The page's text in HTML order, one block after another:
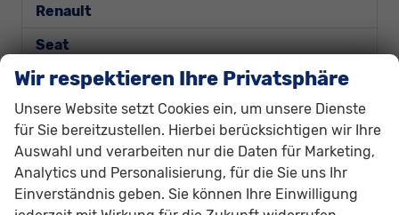
Renault
Seat
Skoda
Suzuki
Toyota
Volkswagen
Wir respektieren Ihre Privatsphäre
Unsere Website setzt Cookies ein, um unsere Dienste
für Sie bereitzustellen. Hierbei berücksichtigen wir Ihre
Auswahl und verarbeiten nur die Daten für Marketing,
Analytics und Personalisierung, für die Sie uns Ihr
Einverständnis geben. Sie können Ihre Einwilligung